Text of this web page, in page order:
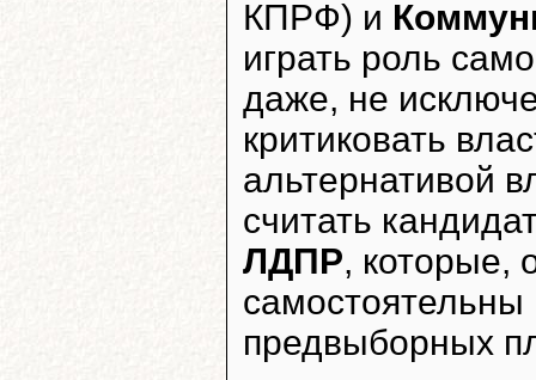
КПРФ) и
играть роль
даже, не
критиковать
альтернативой
считать
ЛДПР, которые,
предвыборных